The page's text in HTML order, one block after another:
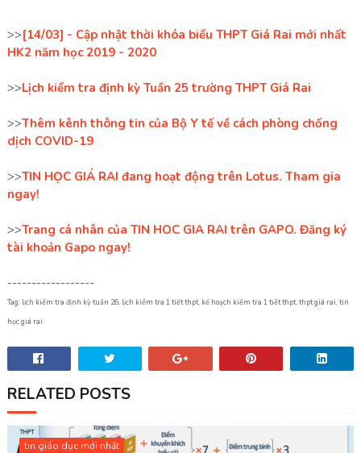
>>[14/03] - Cập nhật thời khóa biểu THPT Giá Rai mới nhất
HK2 năm học 2019 - 2020
>>Lịch kiểm tra định kỳ Tuần 25 trường THPT Giá Rai
>>Thêm kênh thông tin của Bộ Y tế về cách phòng chống
dịch COVID-19
>>TIN HỌC GIÁ RAI đang hoạt động trên Lotus. Tham gia
ngay!
>>Trang cá nhân của TIN HOC GIA RAI trên GAPO. Đăng ký
tài khoản Gapo ngay!
------------------
Tag: lịch kiểm tra định kỳ tuần 26, lịch kiểm tra 1 tiết thpt, kế hoạch kiểm tra 1 tiết thpt, thpt giá rai, tin
học giá rai
RELATED POSTS
tin giáo dục mới nhất